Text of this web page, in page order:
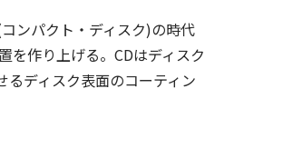
ンパクト・ディスク)の時代
を作り上げる。CDはディスク
ディスク表面のコーティン